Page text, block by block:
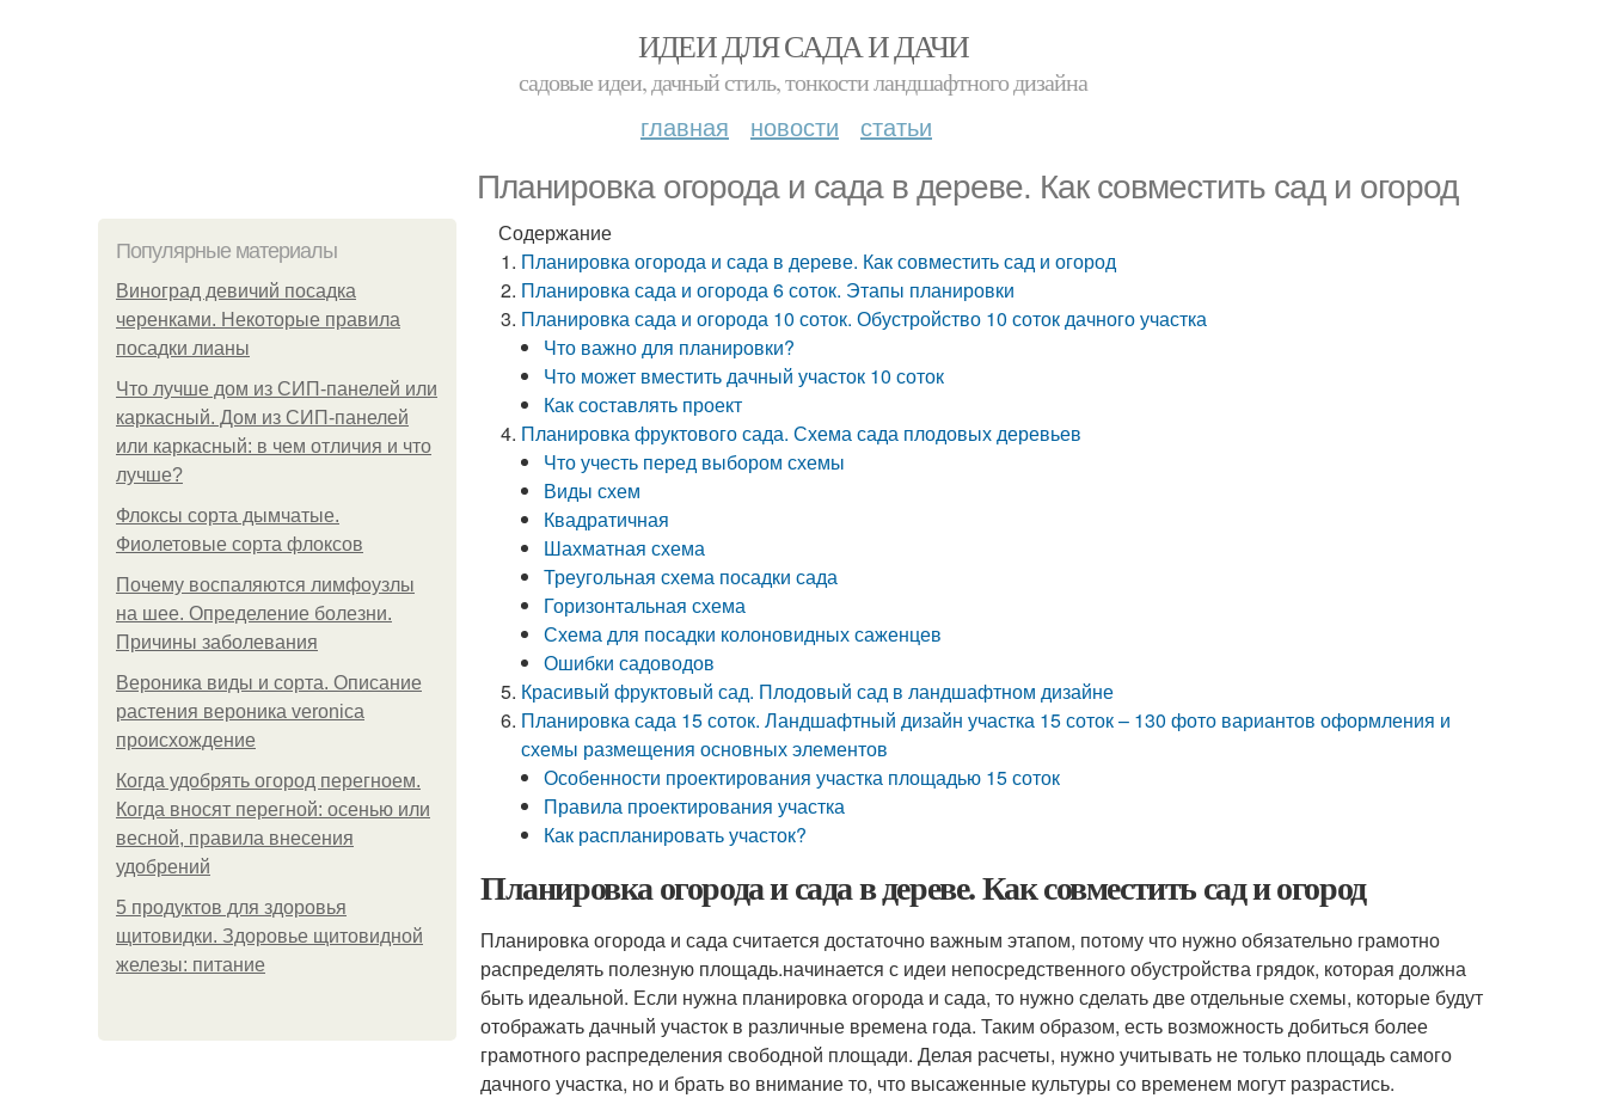
ИДЕИ ДЛЯ САДА И ДАЧИ
садовые идеи, дачный стиль, тонкости ландшафтного дизайна
главная новости статьи
Планировка огорода и сада в дереве. Как совместить сад и огород
Популярные материалы
Виноград девичий посадка
черенками. Некоторые правила
посадки лианы
Что лучше дом из СИП-панелей или
каркасный. Дом из СИП-панелей
или каркасный: в чем отличия и что
лучше?
Флоксы сорта дымчатые.
Фиолетовые сорта флоксов
Почему воспаляются лимфоузлы
на шее. Определение болезни.
Причины заболевания
Вероника виды и сорта. Описание
растения вероника veronica
происхождение
Когда удобрять огород перегноем.
Когда вносят перегной: осенью или
весной, правила внесения
удобрений
5 продуктов для здоровья
щитовидки. Здоровье щитовидной
железы: питание
Содержание
Планировка огорода и сада в дереве. Как совместить сад и огород
Планировка сада и огорода 6 соток. Этапы планировки
Планировка сада и огорода 10 соток. Обустройство 10 соток дачного участка
Что важно для планировки?
Что может вместить дачный участок 10 соток
Как составлять проект
Планировка фруктового сада. Схема сада плодовых деревьев
Что учесть перед выбором схемы
Виды схем
Квадратичная
Шахматная схема
Треугольная схема посадки сада
Горизонтальная схема
Схема для посадки колоновидных саженцев
Ошибки садоводов
Красивый фруктовый сад. Плодовый сад в ландшафтном дизайне
Планировка сада 15 соток. Ландшафтный дизайн участка 15 соток – 130 фото вариантов оформления и
схемы размещения основных элементов
Особенности проектирования участка площадью 15 соток
Правила проектирования участка
Как распланировать участок?
Планировка огорода и сада в дереве. Как совместить сад и огород
Планировка огорода и сада считается достаточно важным этапом, потому что нужно обязательно грамотно
распределять полезную площадь.начинается с идеи непосредственного обустройства грядок, которая должна
быть идеальной. Если нужна планировка огорода и сада, то нужно сделать две отдельные схемы, которые будут
отображать дачный участок в различные времена года. Таким образом, есть возможность добиться более
грамотного распределения свободной площади. Делая расчеты, нужно учитывать не только площадь самого
дачного участка, но и брать во внимание то, что высаженные культуры со временем могут разрастись.